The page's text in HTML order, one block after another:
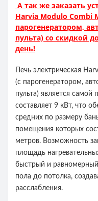
А так же заказать
Harvia Modulo Combi
парогенератором,
пульта) со скидкой
день!
Печь электрическая
(с парогенератором,
пульта) является
составляет 9 кВт, что
средних по размеру
помещения которых
метров. Возможность
площадь
быстрый и
пола до потолка,
расслабления.